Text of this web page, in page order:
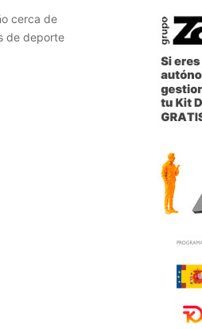
cerca de
de deporte